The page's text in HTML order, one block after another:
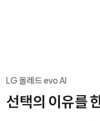
LG 올레드 evo AI
선택의 이유를